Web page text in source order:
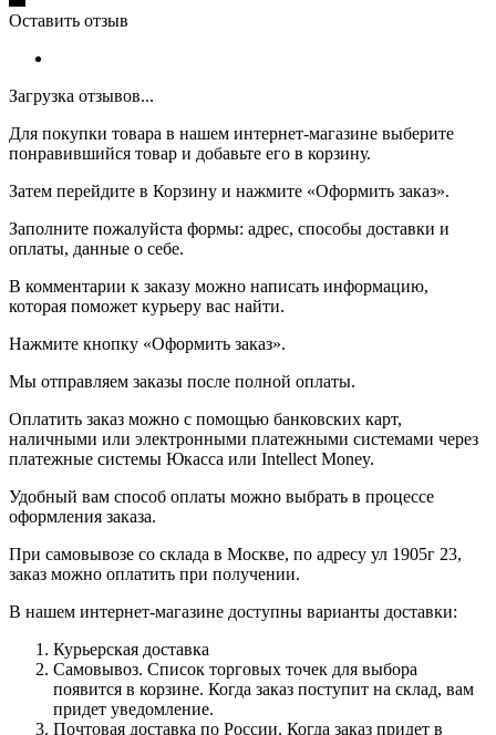
Оставить отзыв
Загрузка отзывов...
Для покупки товара в нашем интернет-магазине выберите
понравившийся товар и добавьте его в корзину.
Затем перейдите в Корзину и нажмите «Оформить заказ».
Заполните пожалуйста формы: адрес, способы доставки и
оплаты, данные о себе.
В комментарии к заказу можно написать информацию,
которая поможет курьеру вас найти.
Нажмите кнопку «Оформить заказ».
Мы отправляем заказы после полной оплаты.
Оплатить заказ можно с помощью банковских карт,
наличными или электронными платежными системами через
платежные системы Юкасса или Intellect Money.
Удобный вам способ оплаты можно выбрать в процессе
оформления заказа.
При самовывозе со склада в Москве, по адресу ул 1905г 23,
заказ можно оплатить при получении.
В нашем интернет-магазине доступны варианты доставки:
Курьерская доставка
Самовывоз. Список торговых точек для выбора
появится в корзине. Когда заказ поступит на склад, вам
придет уведомление.
Почтовая доставка по России. Когда заказ придет в